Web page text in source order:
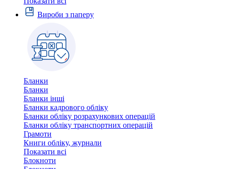
Вироби з паперу
Бланки
Бланки
Бланки інші
Бланки кадрового обліку
Бланки обліку розрахункових операцій
Бланки обліку транспортних операцій
Грамоти
Книги обліку, журнали
Показати всі
Блокноти